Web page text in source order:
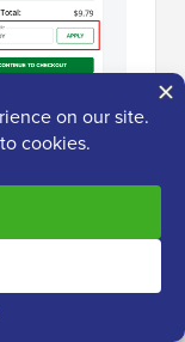
wybrać
WHOIS,
poziomu.
aby